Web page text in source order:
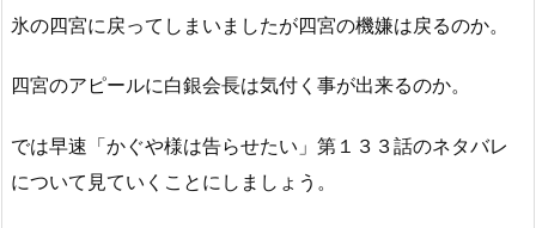
氷の四宮に戻ってしまいましたが四宮の機嫌は戻るのか。
四宮のアピールに白銀会長は気付く事が出来るのか。
では早速「かぐや様は告らせたい」第１３３話のネタバレ
について見ていくことにしましょう。